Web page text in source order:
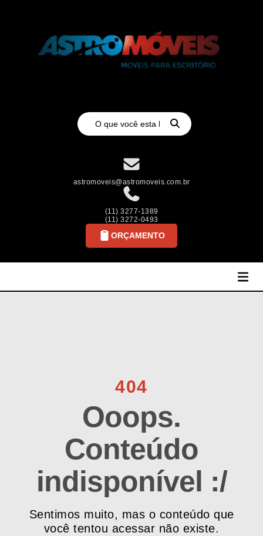
astromoveis@astromoveis.com.br
(11) 3277-1389
(11) 3272-0493
ORÇAMENTO
404
Ooops.
Conteúdo
indisponível :/
Sentimos muito, mas o conteúdo que
você tentou acessar não existe.